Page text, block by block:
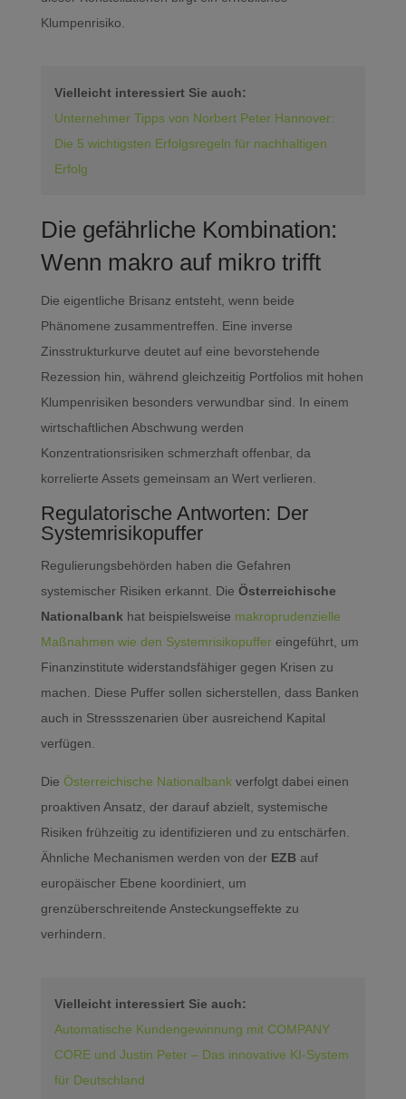
Klumpenrisiko.
Vielleicht interessiert Sie auch:
Unternehmer Tipps von Norbert Peter Hannover:
Die 5 wichtigsten Erfolgsregeln für nachhaltigen
Erfolg
Die gefährliche Kombination:
Wenn makro auf mikro trifft
Die eigentliche Brisanz entsteht, wenn beide
Phänomene zusammentreffen. Eine inverse
Zinsstrukturkurve deutet auf eine bevorstehende
Rezession hin, während gleichzeitig Portfolios mit hohen
Klumpenrisiken besonders verwundbar sind. In einem
wirtschaftlichen Abschwung werden
Konzentrationsrisiken schmerzhaft offenbar, da
korrelierte Assets gemeinsam an Wert verlieren.
Regulatorische Antworten: Der
Systemrisikopuffer
Regulierungsbehörden haben die Gefahren
systemischer Risiken erkannt. Die Österreichische
Nationalbank hat beispielsweise makroprudenzielle
Maßnahmen wie den Systemrisikopuffereingeführt, um
Finanzinstitute widerstandsfähiger gegen Krisen zu
machen. Diese Puffer sollen sicherstellen, dass Banken
auch in Stressszenarien über ausreichend Kapital
verfügen.
Die Österreichische Nationalbankverfolgt dabei einen
proaktiven Ansatz, der darauf abzielt, systemische
Risiken frühzeitig zu identifizieren und zu entschärfen.
Ähnliche Mechanismen werden von der EZBauf
europäischer Ebene koordiniert, um
grenzüberschreitende Ansteckungseffekte zu
verhindern.
Vielleicht interessiert Sie auch:
Automatische Kundengewinnung mit COMPANY
CORE und Justin Peter – Das innovative KI-System
für Deutschland